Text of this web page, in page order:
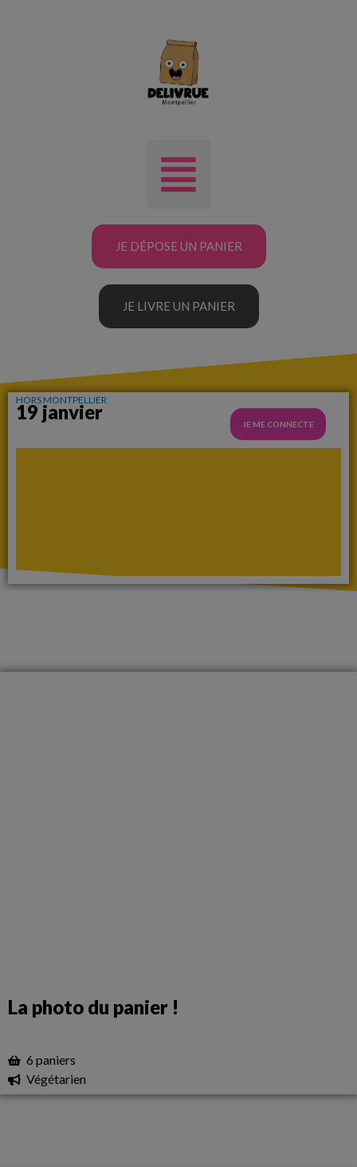
JE DÉPOSE UN PANIER
JE LIVRE UN PANIER
HORS MONTPELLIER
19 janvier
JE ME CONNECTE
La photo du panier !
6 paniers
Végétarien